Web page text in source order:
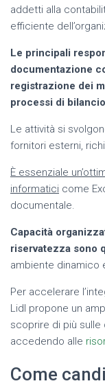
addetti alla
efficiente
Le principali
documentazione
registrazione dei
processi di bilancio
Le attività si
fornitori esterni,
È essenziale
informatici come
documentale.
Capacità
riservatezza sono
ambiente dinamico
Per accelerare
Lidl propone un
scoprire di più
accedendo alle
Come